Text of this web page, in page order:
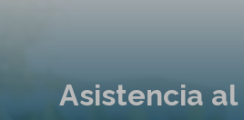
Asistencia